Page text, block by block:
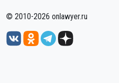
© 2010-2026 onlawyer.ru